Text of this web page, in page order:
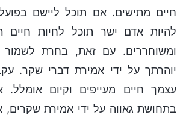
חיים מתישים. אם תוכל ליישם
להיות אדם ישר תוכל לחיות חיים
ומשוחררים. עם זאת, בחרת לשמור
יוהרתך על ידי אמירת דברי שקר.
עצמך חיים מעייפים וקיום אומלל.
בתחושת גאווה על ידי אמירת